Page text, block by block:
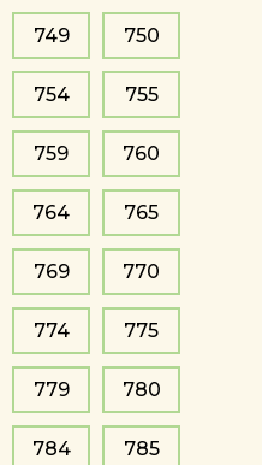
749 750
754 755
759 760
764 765
769 770
774 775
779 780
784 785